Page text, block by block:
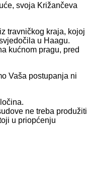
svoja Križančeva
travničkog kraja, kojoj
u Haagu.
kućnom pragu, pred
Vaša postupanja ni
ne treba produžiti
u priopćenju